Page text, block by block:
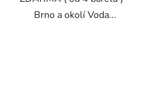
Brno a okolí Voda...